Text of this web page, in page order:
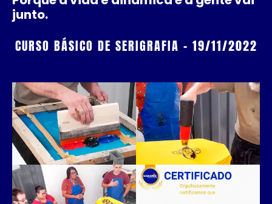
junto.
CURSO BÁSICO DE SERIGRAFIA – 19/11/2022